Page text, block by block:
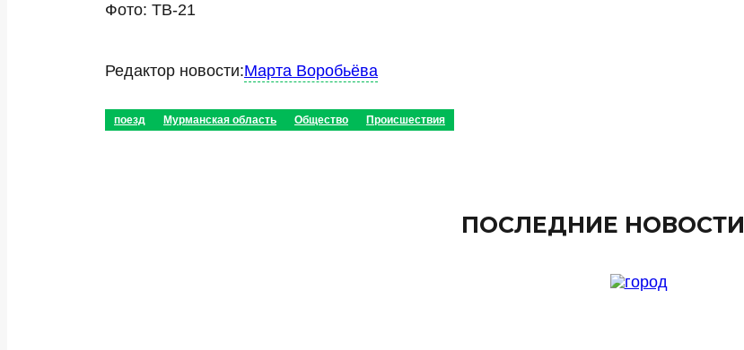
Фото: ТВ-21
Редактор новости:Марта Воробьёва
поезд Мурманская область Общество Происшествия
ПОСЛЕДНИЕ НОВОСТИ